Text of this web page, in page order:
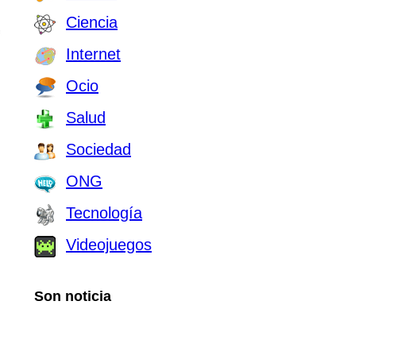
Ciencia
Internet
Ocio
Salud
Sociedad
ONG
Tecnología
Videojuegos
Son noticia